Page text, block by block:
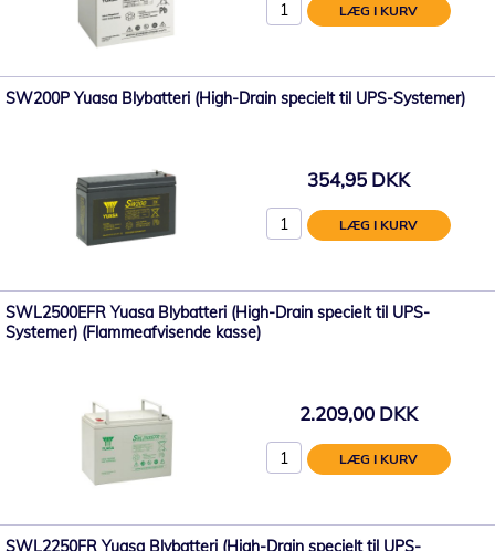
LÆG I KURV
SW200P Yuasa Blybatteri (High-Drain specielt til UPS-Systemer)
354,95 DKK
LÆG I KURV
SWL2500EFR Yuasa Blybatteri (High-Drain specielt til UPS-
Systemer) (Flammeafvisende kasse)
2.209,00 DKK
LÆG I KURV
SWL2250FR Yuasa Blybatteri (High-Drain specielt til UPS-